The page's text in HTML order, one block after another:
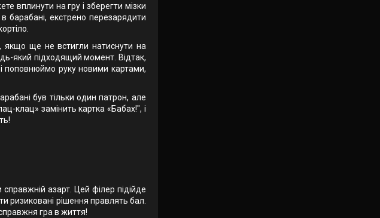
вплинути на гру і зберегти мізки
барабані, екстрено перезарядити
якщо ще не встигли натиснути на
який підходящий момент. Відтак,
поповнюймо руку новими картами,
був тільки один патрон, але
клац» замінить картка «Бабах!", і
азарт. Цей філер підійде
ризиковані рішення правлять бал.
гра в життя!